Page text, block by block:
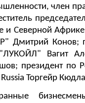
член
и Северной
Дмитрий Конов;
Вагит
президент по
Торгейр